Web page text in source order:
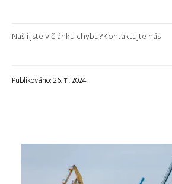
Našli jste v článku chybu?Kontaktujte nás
Publikováno: 26. 11. 2024